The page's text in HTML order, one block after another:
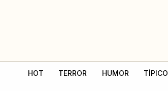
HOT TERROR HUMOR